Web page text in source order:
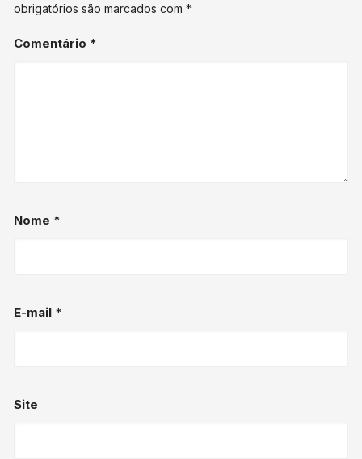
obrigatórios são marcados com*
Comentário *
Nome *
E-mail *
Site